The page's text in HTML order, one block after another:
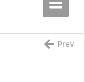
Prev